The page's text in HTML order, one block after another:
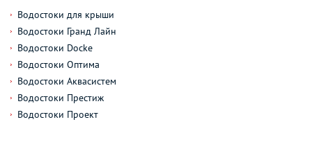
Водостоки для крыши
Водостоки Гранд Лайн
Водостоки Docke
Водостоки Оптима
Водостоки Аквасистем
Водостоки Престиж
Водостоки Проект